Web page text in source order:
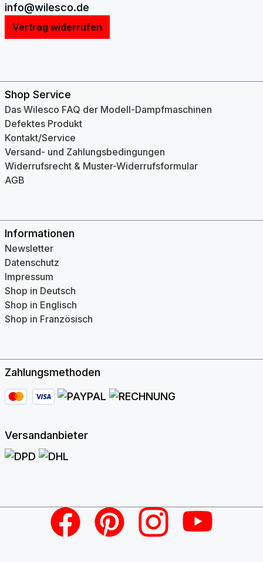
info@wilesco.de
Vertrag widerrufen
Shop Service
Das Wilesco FAQ der Modell-Dampfmaschinen
Defektes Produkt
Kontakt/Service
Versand- und Zahlungsbedingungen
Widerrufsrecht & Muster-Widerrufsformular
AGB
Informationen
Newsletter
Datenschutz
Impressum
Shop in Deutsch
Shop in Englisch
Shop in Französisch
Zahlungsmethoden
Versandanbieter